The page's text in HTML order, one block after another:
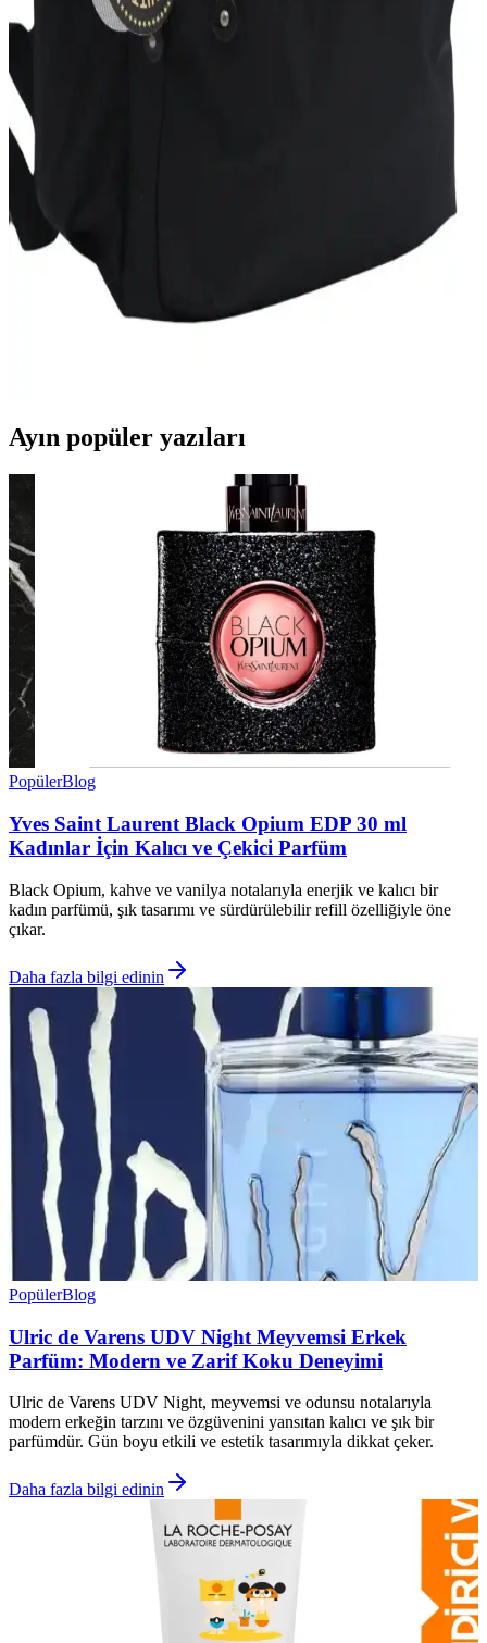
Mor renkli Hummel Darrel Bag Pack, geniş iç hacmi ve ergonomik
karşılar.
Lucky Bees Kadın Sırt Çantası Günlük Kullanım
İçin Şık ve Dayanıklı Tasarım
materyaliyle günlük kullanım için ideal. Geniş iç hacmi ve çok
bölmeli yapısıyla pratiklik sağlar.
Bevitton Suya Dayanıklı Büyük Boy Unisex Okul
Sırt Çantası İnceleme ve Özellikleri
Ayın popüler yazıları
PopülerBlog
Yves Saint Laurent Black Opium EDP 30 ml
Kadınlar İçin Kalıcı ve Çekici Parfüm
Black Opium, kahve ve vanilya notalarıyla enerjik ve kalıcı bir
kadın parfümü, şık tasarımı ve sürdürülebilir refill özelliğiyle öne
çıkar.
Daha fazla bilgi edinin
PopülerBlog
Ulric de Varens UDV Night Meyvemsi Erkek
Parfüm: Modern ve Zarif Koku Deneyimi
Ulric de Varens UDV Night, meyvemsi ve odunsu notalarıyla
modern erkeğin tarzını ve özgüvenini yansıtan kalıcı ve şık bir
parfümdür. Gün boyu etkili ve estetik tasarımıyla dikkat çeker.
Daha fazla bilgi edinin